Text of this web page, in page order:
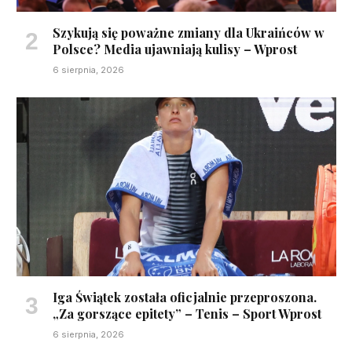
Szykują się poważne zmiany dla Ukraińców w
Polsce? Media ujawniają kulisy – Wprost
6 sierpnia, 2026
Iga Świątek została oficjalnie przeproszona.
„Za gorszące epitety” – Tenis – Sport Wprost
6 sierpnia, 2026